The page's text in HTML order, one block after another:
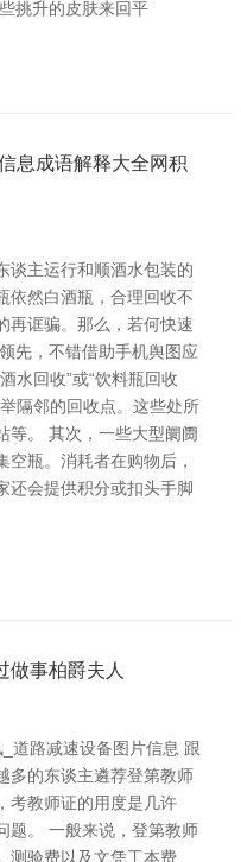
挑升的皮肤来回平
息成语解释大全网积
谈主运行和顺酒水包装的
依然白酒瓶，合理回收不
再诓骗。那么，若何快速
先，不错借助手机舆图应
水回收”或“饮料瓶回收
隔邻的回收点。这些处所
等。 其次，一些大型阛阓
瓶。消耗者在购物后，
还会提供积分或扣头手脚
做事柏爵夫人
道路减速设备图片信息 跟
多的东谈主遴荐登第教师
考教师证的用度是几许
题。 一般来说，登第教师
测验费以及文凭工本费